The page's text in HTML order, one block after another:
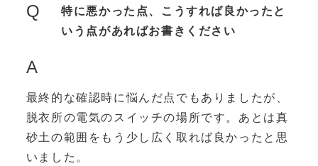
Q
特に悪かった点、こうすれば良かったと
いう点があればお書きください
A
最終的な確認時に悩んだ点でもありましたが、
脱衣所の電気のスイッチの場所です。あとは真
砂土の範囲をもう少し広く取れば良かったと思
いました。